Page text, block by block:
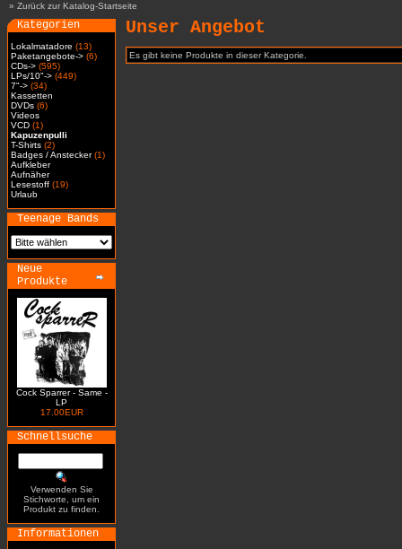
» Zurück zur Katalog-Startseite
Kategorien
Lokalmatadore (13)
Paketangebote-> (6)
CDs-> (595)
LPs/10"-> (449)
7"-> (34)
Kassetten
DVDs (6)
Videos
VCD (1)
Kapuzenpulli
T-Shirts (2)
Badges / Anstecker(1)
Aufkleber
Aufnäher
Lesestoff (19)
Urlaub
Teenage Bands
Neue
Produkte
Cock Sparrer - Same -
LP
17.00EUR
Schnellsuche
Verwenden Sie
Stichworte, um ein
Produkt zu finden.
Informationen
Unser Angebot
Es gibt keine Produkte in dieser Kategorie.